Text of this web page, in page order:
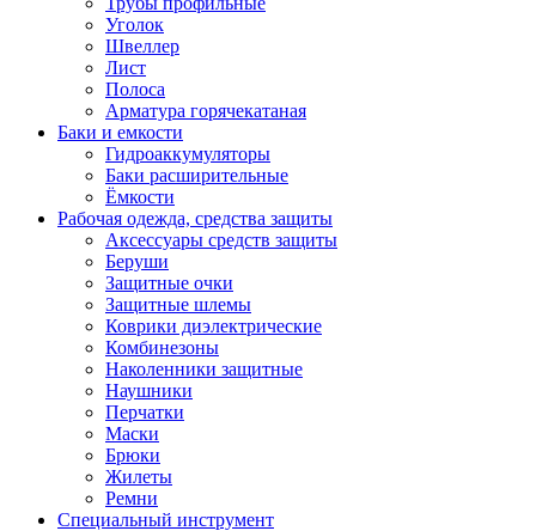
Уголок
Швеллер
Лист
Полоса
Арматура горячекатаная
Баки и емкости
Гидроаккумуляторы
Баки расширительные
Ёмкости
Рабочая одежда, средства защиты
Аксессуары средств защиты
Беруши
Защитные очки
Защитные шлемы
Коврики диэлектрические
Комбинезоны
Наколенники защитные
Наушники
Перчатки
Маски
Брюки
Жилеты
Ремни
Специальный инструмент